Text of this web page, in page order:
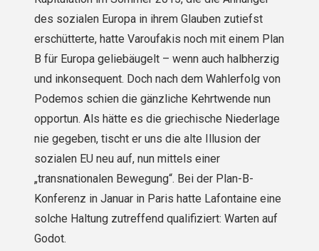
des sozialen Europa in ihrem Glauben zutiefst
erschütterte, hatte Varoufakis noch mit einem Plan
B für Europa geliebäugelt – wenn auch halbherzig
und inkonsequent. Doch nach dem Wahlerfolg von
Podemos schien die gänzliche Kehrtwende nun
opportun. Als hätte es die griechische Niederlage
nie gegeben, tischt er uns die alte Illusion der
sozialen EU neu auf, nun mittels einer
„transnationalen Bewegung“. Bei der Plan-B-
Konferenz in Januar in Paris hatte Lafontaine eine
solche Haltung zutreffend qualifiziert: Warten auf
Godot.